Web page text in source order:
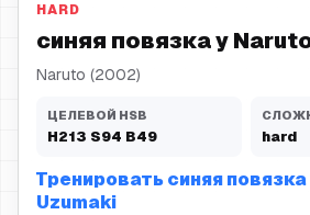
HARD
синяя повязка у
Naruto (2002)
ЦЕЛЕВОЙ HSB
H213 S94 B49 hard
Тренировать синяя
Uzumaki